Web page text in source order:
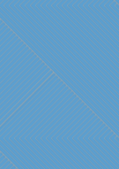
menu